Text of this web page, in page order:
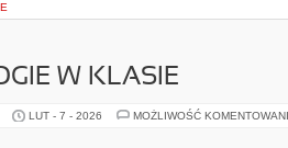
W KLASIE
LUT - 7 - 2026 MOŻLIWOŚĆ